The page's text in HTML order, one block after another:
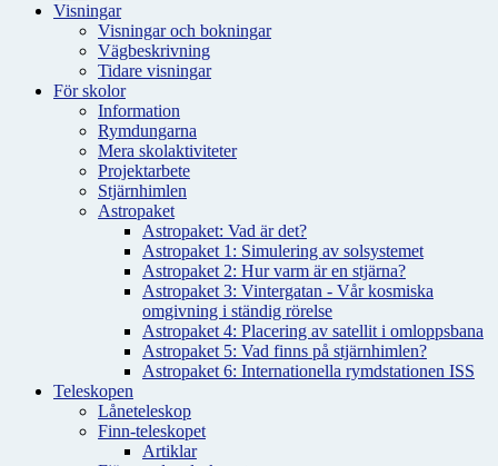
Visningar
Visningar och bokningar
Vägbeskrivning
Tidare visningar
För skolor
Information
Rymdungarna
Mera skolaktiviteter
Projektarbete
Stjärnhimlen
Astropaket
Astropaket: Vad är det?
Astropaket 1: Simulering av solsystemet
Astropaket 2: Hur varm är en stjärna?
Astropaket 3: Vintergatan - Vår kosmiska
omgivning i ständig rörelse
Astropaket 4: Placering av satellit i omloppsbana
Astropaket 5: Vad finns på stjärnhimlen?
Astropaket 6: Internationella rymdstationen ISS
Teleskopen
Låneteleskop
Finn-teleskopet
Artiklar